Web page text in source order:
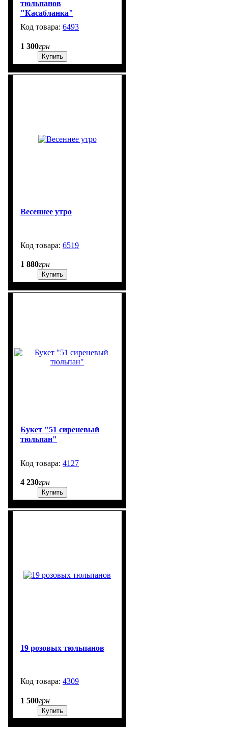
тюльпанов
"Касабланка"
6493
1 300грн
Купить
Весеннее утро
6519
1 880грн
Купить
Букет "51 сиреневый
тюльпан"
4127
4 230грн
Купить
19 розовых тюльпанов
4309
1 500грн
Купить